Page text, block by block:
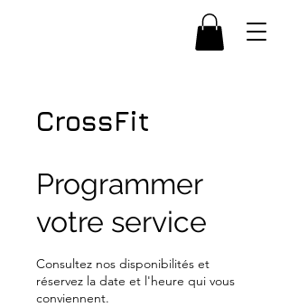
CrossFit
Programmer
votre service
Consultez nos disponibilités et
réservez la date et l'heure qui vous
conviennent.